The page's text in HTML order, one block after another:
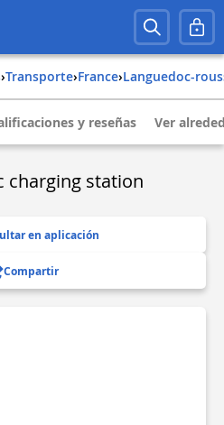
› Transporte› france› languedoc-
y reseñas Ver
charging station
en aplicación
Compartir